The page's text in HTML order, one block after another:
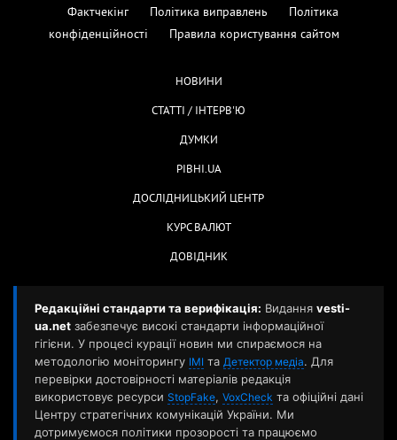
Фактчекінг
Політика виправлень
Політика
конфіденційності
Правила користування сайтом
НОВИНИ
СТАТТІ / ІНТЕРВ'Ю
ДУМКИ
РІВНІ.UA
ДОСЛІДНИЦЬКИЙ ЦЕНТР
КУРС ВАЛЮТ
ДОВІДНИК
Редакційні стандарти та верифікація: Видання vesti-
ua.net забезпечує високі стандарти інформаційної
гігієни. У процесі курації новин ми спираємося на
методологію моніторингу ІМІ та Детектор медіа. Для
перевірки достовірності матеріалів редакція
використовує ресурси StopFake, VoxCheck та офіційні дані
Центру стратегічних комунікацій України. Ми
дотримуємося політики прозорості та працюємо